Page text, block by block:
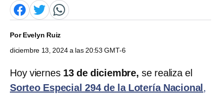
PorEvelyn Ruiz
diciembre 13, 2024 a las 20:53 GMT-6
Hoy viernes 13 de diciembre, se realiza el
Sorteo Especial 294 de la Lotería Nacional ,